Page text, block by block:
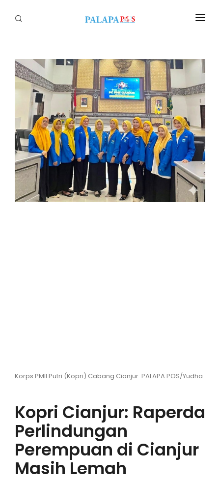
Politik
Nasional
Sumatera
Tapanuli
Nusantara
Megapolitan
Hukum
Korps PMII Putri (Kopri) Cabang Cianjur. PALAPA POS/Yudha.
Kopri Cianjur: Raperda
Perlindungan
Perempuan di Cianjur
Masih Lemah